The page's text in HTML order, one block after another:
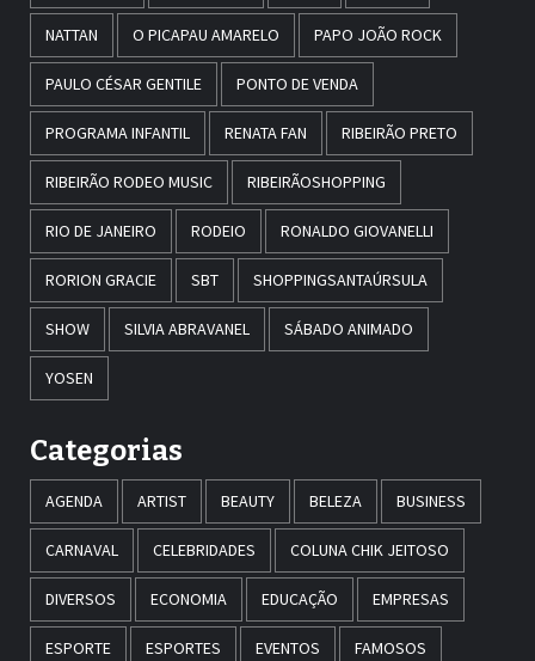
NATTAN O PICAPAU AMARELO PAPO JOÃO ROCK
PAULO CÉSAR GENTILE PONTO DE VENDA
PROGRAMA INFANTIL RENATA FAN RIBEIRÃO PRETO
RIBEIRÃO RODEO MUSIC RIBEIRÃOSHOPPING
RIO DE JANEIRO RODEIO RONALDO GIOVANELLI
RORION GRACIE SBT SHOPPINGSANTAÚRSULA
SHOW SILVIA ABRAVANEL SÁBADO ANIMADO
YOSEN
Categorias
AGENDA ARTIST BEAUTY BELEZA BUSINESS
CARNAVAL CELEBRIDADES COLUNA CHIK JEITOSO
DIVERSOS ECONOMIA EDUCAÇÃO EMPRESAS
ESPORTE ESPORTES EVENTOS FAMOSOS